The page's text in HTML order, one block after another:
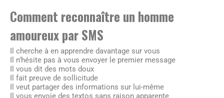
Comment reconnaître un homme
amoureux par SMS
Il cherche à en apprendre davantage sur vous
Il n’hésite pas à vous envoyer le premier message
Il vous dit des mots doux
Il fait preuve de sollicitude
Il veut partager des informations sur lui-même
Il vous envoie des textos sans raison apparente